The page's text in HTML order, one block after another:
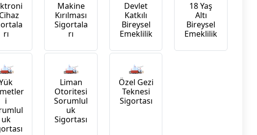
rı
Makine
Kırılması
Sigortala
rı
Devlet
Katkılı
Bireysel
Emeklilik
18 Yaş
Altı
Bireysel
Emeklilik
i
uk
Liman
Otoritesi
Sorumlul
uk
Sigortası
Özel Gezi
Teknesi
Sigortası